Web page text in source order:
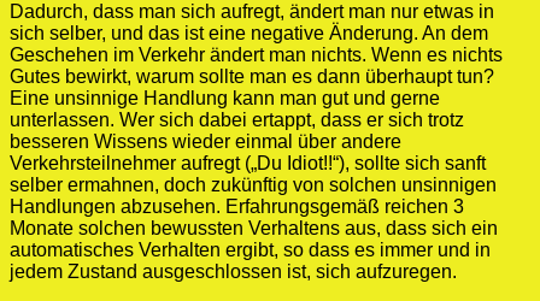
Dadurch, dass man sich aufregt, ändert man nur etwas in
sich selber, und das ist eine negative Änderung. An dem
Geschehen im Verkehr ändert man nichts. Wenn es nichts
Gutes bewirkt, warum sollte man es dann überhaupt tun?
Eine unsinnige Handlung kann man gut und gerne
unterlassen. Wer sich dabei ertappt, dass er sich trotz
besseren Wissens wieder einmal über andere
Verkehrsteilnehmer aufregt („Du Idiot!!“), sollte sich sanft
selber ermahnen, doch zukünftig von solchen unsinnigen
Handlungen abzusehen. Erfahrungsgemäß reichen 3
Monate solchen bewussten Verhaltens aus, dass sich ein
automatisches Verhalten ergibt, so dass es immer und in
jedem Zustand ausgeschlossen ist, sich aufzuregen.